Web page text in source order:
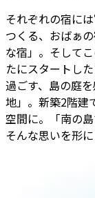
それぞれの宿に
つくる、おばぁ
な宿」。そして
たにスタートし
過ごす、島の庭
地」。新築2階建
空間に。「南の島
そんな思いを形に